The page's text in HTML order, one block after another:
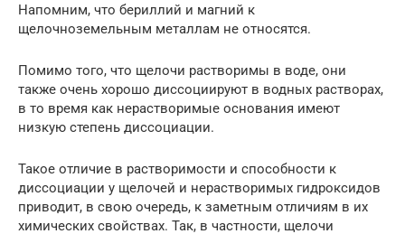
Напомним, что бериллий и магний к
щелочноземельным металлам не относятся.
Помимо того, что щелочи растворимы в воде, они
также очень хорошо диссоциируют в водных растворах,
в то время как нерастворимые основания имеют
низкую степень диссоциации.
Такое отличие в растворимости и способности к
диссоциации у щелочей и нерастворимых гидроксидов
приводит, в свою очередь, к заметным отличиям в их
химических свойствах. Так, в частности, щелочи